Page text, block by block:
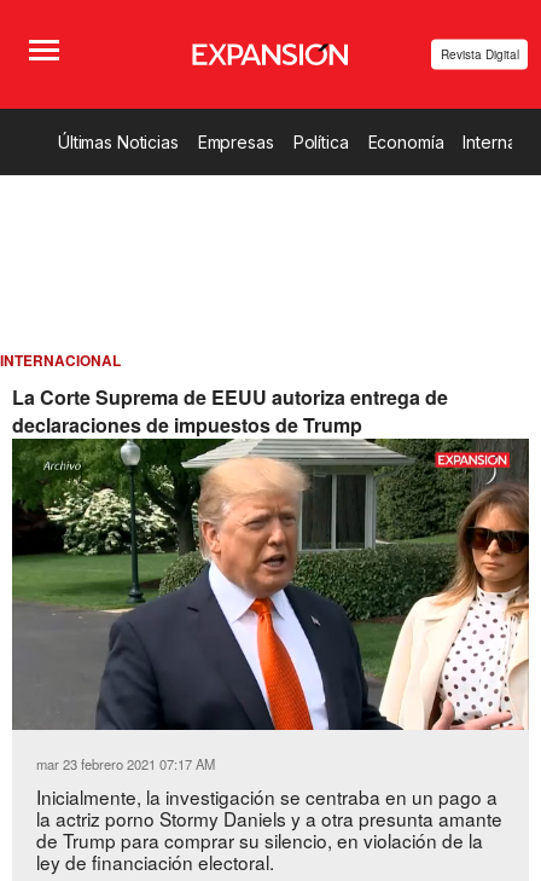
Revista Digital
Últimas Noticias Empresas Política Economía
INTERNACIONAL
La Corte Suprema de EEUU autoriza entrega de
declaraciones de impuestos de Trump
48.17%
mar 23 febrero 2021 07:17 AM
Inicialmente, la investigación se centraba en un pago a
la actriz porno Stormy Daniels y a otra presunta amante
de Trump para comprar su silencio, en violación de la
ley de financiación electoral.